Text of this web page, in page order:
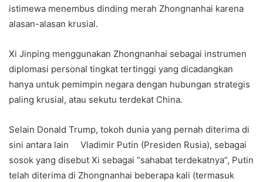
istimewa menembus dinding merah Zhongnanhai karena
alasan-alasan krusial.
Xi Jinping menggunakan Zhongnanhai sebagai instrumen
diplomasi personal tingkat tertinggi yang dicadangkan
hanya untuk pemimpin negara dengan hubungan strategis
paling krusial, atau sekutu terdekat China.
Selain Donald Trump, tokoh dunia yang pernah diterima di
sini antara lain Vladimir Putin (Presiden Rusia), sebagai
sosok yang disebut Xi sebagai “sahabat terdekatnya”, Putin
telah diterima di Zhongnanhai beberapa kali (termasuk